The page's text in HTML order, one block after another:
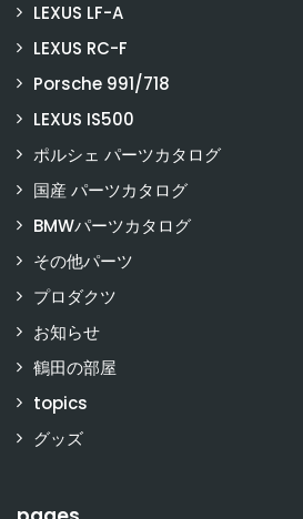
LEXUS LF-A
LEXUS RC-F
Porsche 991/718
LEXUS IS500
ポルシェ パーツカタログ
国産 パーツカタログ
BMWパーツカタログ
その他パーツ
プロダクツ
お知らせ
鶴田の部屋
topics
グッズ